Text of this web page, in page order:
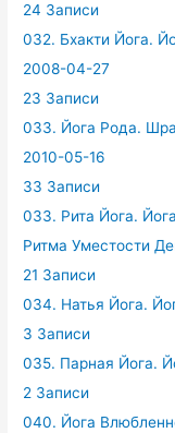
24 Записи
032. Бхакти Йога.
2008-04-27
23 Записи
033. Йога Рода.
2010-05-16
33 Записи
033. Рита Йога.
Ритма Уместости
21 Записи
034. Натья Йога.
3 Записи
035. Парная Йога.
2 Записи
040. Йога